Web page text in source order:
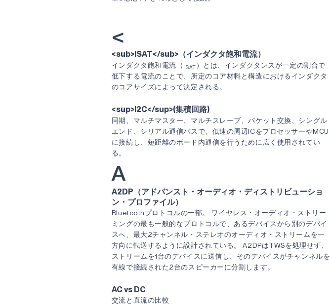
<
<sub>ISAT</sub>（インダクタ飽和電流）
インダクタ飽和電流（ ISAT ）とは、インダクタンスが一定の割合で
低下する電流のことで、所定のコア材料と構造におけるインダクタ
のコアサイズによって決定される。
<sup>I2C</sup>(集積回路)
同期、マルチマスター、マルチスレーブ、パケット交換、シングル
エンド、シリアル通信バスで、低速の周辺ICをプロセッサーやMCU
に接続し、短距離のボード内通信を行うために広く使用されてい
る。
A
A2DP（アドバンスト・オーディオ・ディストリビューショ
ン・プロファイル）
Bluetoothプロトコルの一部。 ワイヤレス・オーディオ・ストリー
ミングの最も一般的なプロトコルで、あるデバイスから別のデバイ
スへ、最大2チャンネル・ステレオのオーディオ・ストリームを一
方向に転送するように設計されている。 A2DPはTWSを処理せず、
ストリームを1台のデバイスに送信し、そのデバイスがチャンネルを
有線で接続された2台のスピーカーに分割します。
AC vs DC
交流と直流の比較